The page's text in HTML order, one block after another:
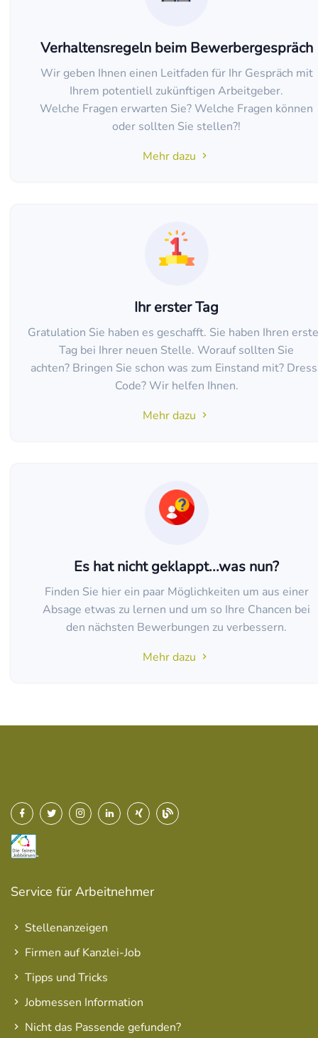
Verhaltensregeln beim Bewerbergespräch
Wir geben Ihnen einen Leitfaden für Ihr Gespräch mit
Ihrem potentiell zukünftigen Arbeitgeber.
Welche Fragen erwarten Sie? Welche Fragen können
oder sollten Sie stellen?!
Mehr dazu
Ihr erster Tag
Gratulation Sie haben es geschafft. Sie haben Ihren
Tag bei Ihrer neuen Stelle. Worauf sollten Sie
achten? Bringen Sie schon was zum Einstand mit?
Code? Wir helfen Ihnen.
Mehr dazu
Es hat nicht geklappt...was nun?
Finden Sie hier ein paar Möglichkeiten um aus einer
Absage etwas zu lernen und um so Ihre Chancen bei
den nächsten Bewerbungen zu verbessern.
Mehr dazu
Service für Arbeitnehmer
Stellenanzeigen
Firmen auf Kanzlei-Job
Tipps und Tricks
Jobmessen Information
Nicht das Passende gefunden?